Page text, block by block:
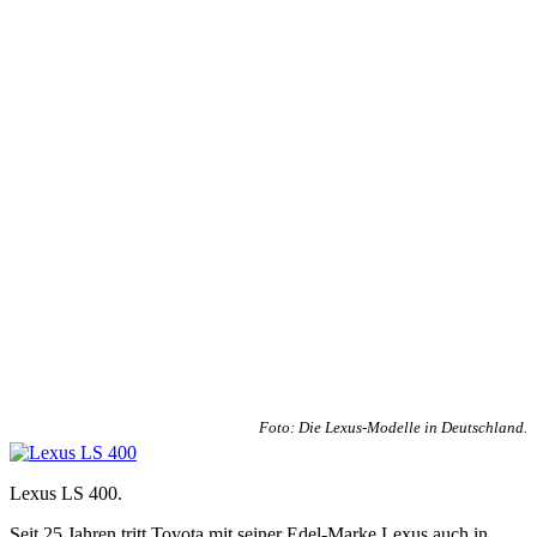
Foto: Die Lexus-Modelle in Deutschland.
Lexus LS 400.